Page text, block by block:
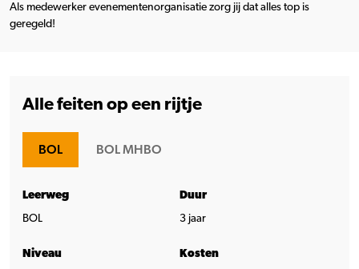
Als medewerker evenementenorganisatie zorg jij dat alles top is
geregeld!
Alle feiten op een rijtje
BOL BOL MHBO
Leerweg
BOL
Duur
3 jaar
Niveau Kosten